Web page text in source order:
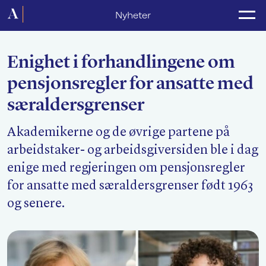
Nyheter
Forside
Lønnsoppgjør
Medlemsforeninger
Kurs og konferanser
For media
Akademikerne Pluss
Nyheter
Om Akademikerne
Enighet i forhandlingene om
pensjonsregler for ansatte med
særaldersgrenser
Akademikerne og de øvrige partene på
arbeidstaker- og arbeidsgiversiden ble i dag
enige med regjeringen om pensjonsregler
for ansatte med særaldersgrenser født 1963
og senere.